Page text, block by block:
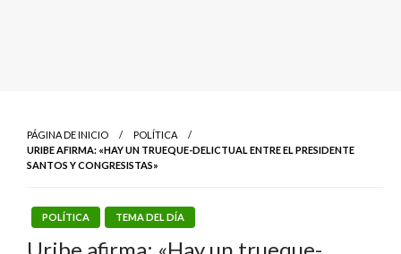
PÁGINA DE INICIO
POLÍTICA
URIBE AFIRMA: «HAY UN TRUEQUE-DELICTUAL ENTRE EL PRESIDENTE
SANTOS Y CONGRESISTAS»
POLÍTICA TEMA DEL DÍA